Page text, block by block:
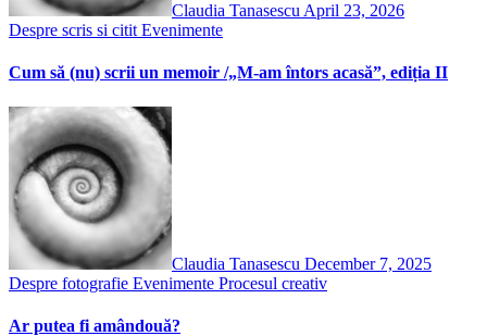
Claudia Tanasescu April 23, 2026
Despre scris si citit Evenimente
Cum să (nu) scrii un memoir /„M-am întors acasă”, ediția II
Claudia Tanasescu December 7, 2025
Despre fotografie Evenimente Procesul creativ
Ar putea fi amândouă?